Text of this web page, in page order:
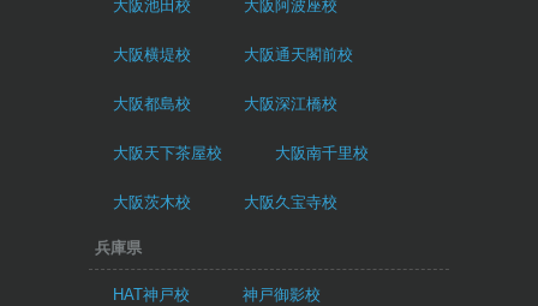
大阪池田校 大阪阿波座校
大阪横堤校 大阪通天閣前校
大阪都島校 大阪深江橋校
大阪天下茶屋校 大阪南千里校
大阪茨木校 大阪久宝寺校
兵庫県
HAT神戸校 神戸御影校